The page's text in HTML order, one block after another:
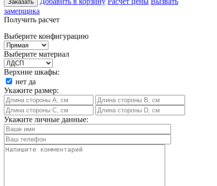
Заказать
замерщика
Получить расчет
Выберите конфигурацию
Выберите материал
Верхние шкафы:
нет да
Укажите размер:
Укажите личные данные: